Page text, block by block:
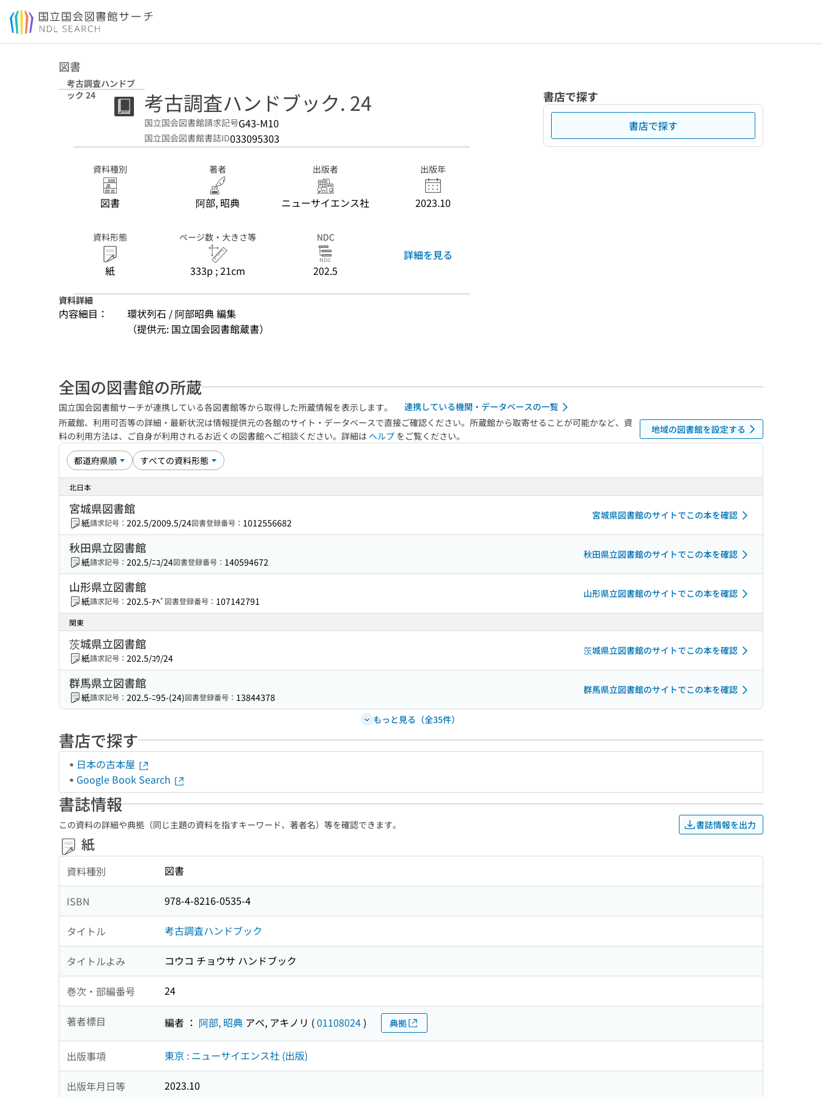
本文へ移動
図書
考古調査ハンドブ
ック 24
考古調査ハンドブック. 24
国立国会図書館請求記号G43-M10
国立国会図書館書誌ID033095303
資料種別
図書
著者
阿部, 昭典
出版者
ニューサイエンス社
出版年
2023.10
資料形態
紙
ページ数・大きさ等
333p ; 21cm
NDC
202.5
詳細を見る
資料詳細
内容細目：
環状列石 / 阿部昭典 編集
（提供元: 国立国会図書館蔵書）
書店で探す
書店で探す
全国の図書館の所蔵
国立国会図書館サーチが連携している各図書館等から取得した所蔵情報を表示します。
連携している機関・データベースの一覧
所蔵館、利用可否等の詳細・最新状況は情報提供元の各館のサイト・データベースで直接ご確認ください。所蔵館から取寄せることが可能かなど、資
料の利用方法は、ご自身が利用されるお近くの図書館へご相談ください。詳細は ヘルプ をご覧ください。
地域の図書館を設定する
北日本
宮城県図書館
紙請求記号： 202.5/2009.5/24図書登録番号： 1012556682
宮城県図書館のサイトでこの本を確認
秋田県立図書館
紙請求記号： 202.5/ﾆｺ/24図書登録番号： 140594672
秋田県立図書館のサイトでこの本を確認
山形県立図書館
紙請求記号： 202.5-ｱﾍﾞ 図書登録番号： 107142791
山形県立図書館のサイトでこの本を確認
関東
茨城県立図書館
紙請求記号： 202.5/ｺｳ/24
茨城県立図書館のサイトでこの本を確認
群馬県立図書館
紙請求記号： 202.5-ﾆ95-(24)図書登録番号： 13844378
群馬県立図書館のサイトでこの本を確認
もっと見る（全35件）
書店で探す
日本の古本屋
Google Book Search
書誌情報
この資料の詳細や典拠（同じ主題の資料を指すキーワード、著者名）等を確認できます。 書誌情報を出力
紙
資料種別 図書
ISBN 978-4-8216-0535-4
タイトル 考古調査ハンドブック
タイトルよみ コウコ チョウサ ハンドブック
巻次・部編番号 24
著者標目 編者 ： 阿部, 昭典 アベ, アキノリ (01108024) 典拠
出版事項 東京 : ニューサイエンス社 (出版)
出版年月日等 2023.10